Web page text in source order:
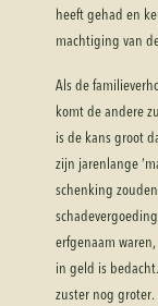
heeft gehad en
machtiging van
Als de
komt de andere
is de kans groot
zijn jarenlange
schenking
erfgenaam
in geld is
zuster nog groter.